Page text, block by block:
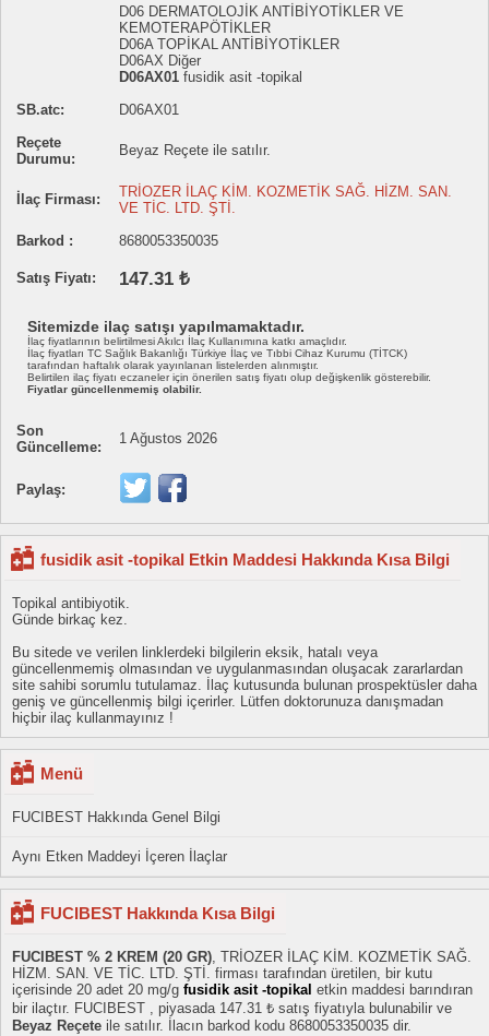
D06 DERMATOLOJİK ANTİBİYOTİKLER VE
KEMOTERAPÖTİKLER
D06A TOPİKAL ANTİBİYOTİKLER
D06AX Diğer
D06AX01 fusidik asit -topikal
SB.atc:
D06AX01
Reçete
Durumu:
Beyaz Reçete ile satılır.
İlaç Firması:
TRİOZER İLAÇ KİM. KOZMETİK SAĞ. HİZM. SAN.
VE TİC. LTD. ŞTİ.
Barkod :
8680053350035
Satış Fiyatı: 147.31 ₺
Sitemizde ilaç satışı yapılmamaktadır.
İlaç fiyatlarının belirtilmesi Akılcı İlaç Kullanımına katkı amaçlıdır.
İlaç fiyatları TC Sağlık Bakanlığı Türkiye İlaç ve Tıbbi Cihaz Kurumu (TİTCK)
tarafından haftalık olarak yayınlanan listelerden alınmıştır.
Belirtilen ilaç fiyatı eczaneler için önerilen satış fiyatı olup değişkenlik gösterebilir.
Fiyatlar güncellenmemiş olabilir.
Son
Güncelleme:
1 Ağustos 2026
Paylaş:
fusidik asit -topikal Etkin Maddesi Hakkında Kısa Bilgi
Topikal antibiyotik.
Günde birkaç kez.
Bu sitede ve verilen linklerdeki bilgilerin eksik, hatalı veya
güncellenmemiş olmasından ve uygulanmasından oluşacak zararlardan
site sahibi sorumlu tutulamaz. İlaç kutusunda bulunan prospektüsler daha
geniş ve güncellenmiş bilgi içerirler. Lütfen doktorunuza danışmadan
hiçbir ilaç kullanmayınız !
Menü
FUCIBEST Hakkında Genel Bilgi
Aynı Etken Maddeyi İçeren İlaçlar
FUCIBEST Hakkında Kısa Bilgi
FUCIBEST % 2 KREM (20 GR), TRİOZER İLAÇ KİM. KOZMETİK SAĞ.
HİZM. SAN. VE TİC. LTD. ŞTİ. firması tarafından üretilen, bir kutu
içerisinde 20 adet 20 mg/g fusidik asit -topikal etkin maddesi barındıran
bir ilaçtır. FUCIBEST , piyasada 147.31 ₺ satış fiyatıyla bulunabilir ve
Beyaz Reçete ile satılır. İlacın barkod kodu 8680053350035 dir.